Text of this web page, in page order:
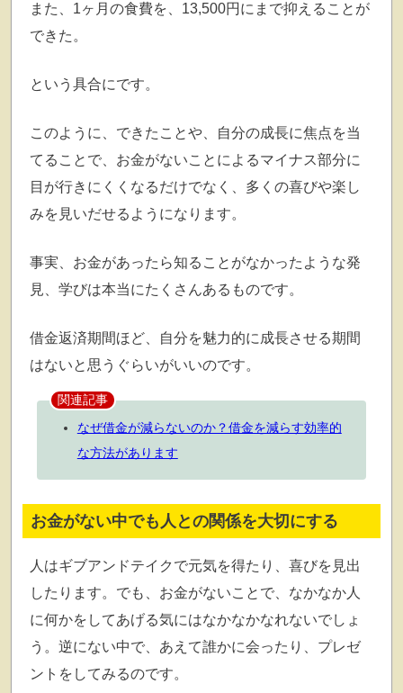
また、1ヶ月の食費を、13,500円にまで抑えることが
できた。
という具合にです。
このように、できたことや、自分の成長に焦点を当
てることで、お金がないことによるマイナス部分に
目が行きにくくなるだけでなく、多くの喜びや楽し
みを見いだせるようになります。
事実、お金があったら知ることがなかったような発
見、学びは本当にたくさんあるものです。
借金返済期間ほど、自分を魅力的に成長させる期間
はないと思うぐらいがいいのです。
関連記事
なぜ借金が減らないのか？借金を減らす効率的
な方法があります
お金がない中でも人との関係を大切にする
人はギブアンドテイクで元気を得たり、喜びを見出
したります。でも、お金がないことで、なかなか人
に何かをしてあげる気にはなかなかなれないでしょ
う。逆にない中で、あえて誰かに会ったり、プレゼ
ントをしてみるのです。